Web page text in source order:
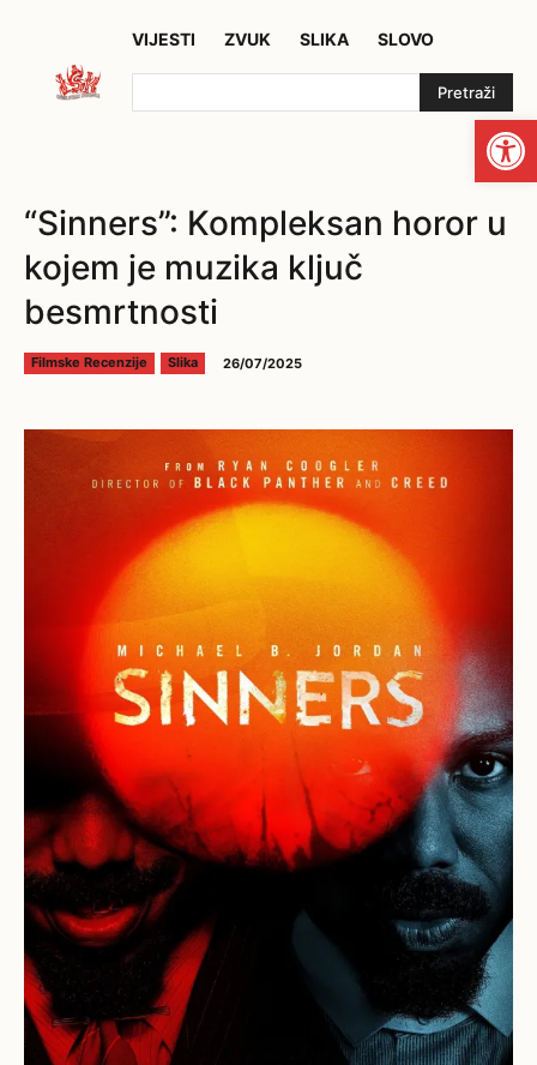
VIJESTI ZVUK SLIKA SLOVO
Pretraži
“Sinners”: Kompleksan horor u
kojem je muzika ključ
besmrtnosti
Filmske Recenzije Slika 26/07/2025